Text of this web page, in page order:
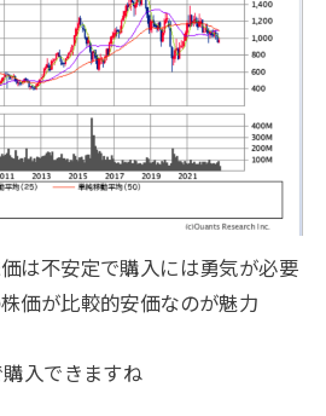
は不安定で購入には勇気が必要
価が比較的安価なのが魅力
入できますね